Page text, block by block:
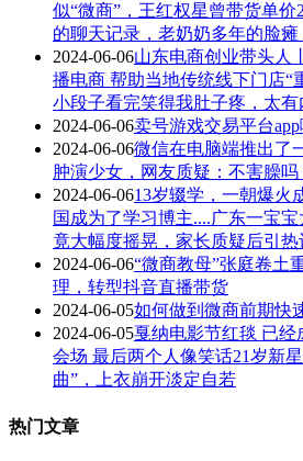
似“微商”，王红权星曾带货单
的聊天记录，老奶奶多年的脸
2024-06-06山东电商创业带头人
播电商 帮助当地传统线下门店“
小段子看完笑得我肚子疼，太有
2024-06-06卖号游戏交易平台
2024-06-06微信在电脑端推出了
肿演少女，网友质疑：不害臊吗
2024-06-0613岁辍学，一朝爆火
国成为了学习博主....广东一宝
竟大幅度摇晃，家长质疑后引热
2024-06-06“微商教母”张庭卷土
理，转型抖音直播带货
2024-06-05如何做到微商前期快
2024-06-05戛纳电影节红毯 已经
会场 最后两个人像笑话21岁新
曲”，上衣崩开淡定自若
热门文章